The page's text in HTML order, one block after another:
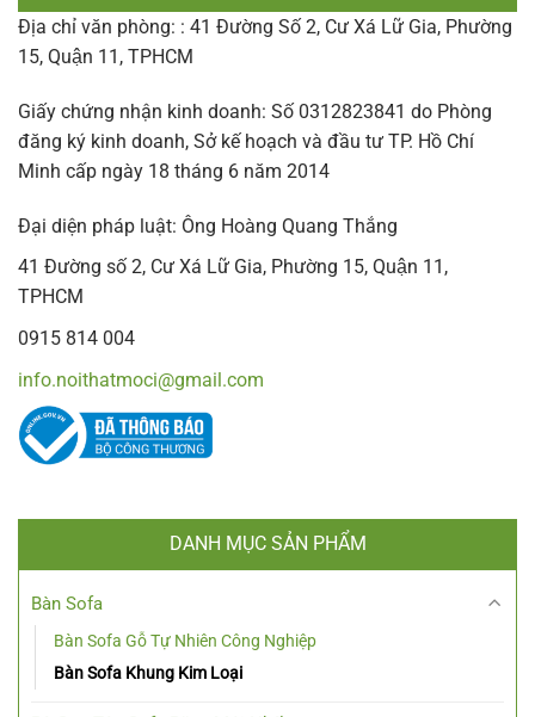
Địa chỉ văn phòng: : 41 Đường Số 2, Cư Xá Lữ Gia, Phường
15, Quận 11, TPHCM
Giấy chứng nhận kinh doanh: Số 0312823841 do Phòng
đăng ký kinh doanh, Sở kế hoạch và đầu tư TP. Hồ Chí
Minh cấp ngày 18 tháng 6 năm 2014
Đại diện pháp luật: Ông Hoàng Quang Thắng
41 Đường số 2, Cư Xá Lữ Gia, Phường 15, Quận 11,
TPHCM
0915 814 004
info.noithatmoci@gmail.com
DANH MỤC SẢN PHẨM
Bàn Sofa
Bàn Sofa Gỗ Tự Nhiên Công Nghiệp
Bàn Sofa Khung Kim Loại